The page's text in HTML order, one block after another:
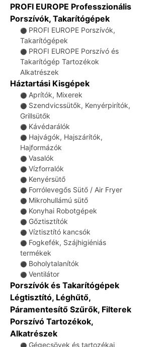
PROFI EUROPE Professzionális
Porszívók, Takarítógépek
⚫ PROFI EUROPE Porszívók,
Takarítógépek
⚫ PROFI EUROPE Porszívó és
Takarítógép Tartozékok
Alkatrészek
Háztartási Kisgépek
⚫ Aprítók, Mixerek
⚫ Szendvicssütők, Kenyérpirítók,
Grillsütők
⚫ Kávédarálók
⚫ Hajvágók, Hajszárítók,
Hajformázók
⚫ Vasalók
⚫ Vízforralók
⚫ Kenyérsütő
⚫ Forrólevegős Sütő / Air Fryer
⚫ Mikrohullámú sütő
⚫ Konyhai Robotgépek
⚫ Gőztisztítók
⚫ Víztisztító kancsók
⚫ Fogkefék, Szájhigiéniás
termékek
⚫ Boholytalanítók
⚫ Ventilátor
Porszívók és Takarítógépek
Légtisztító, Léghűtő,
Páramentesítő Szűrők, Filterek
Porszívó Tartozékok,
Alkatrészek
⚫ Gégecsövek és tartozékai